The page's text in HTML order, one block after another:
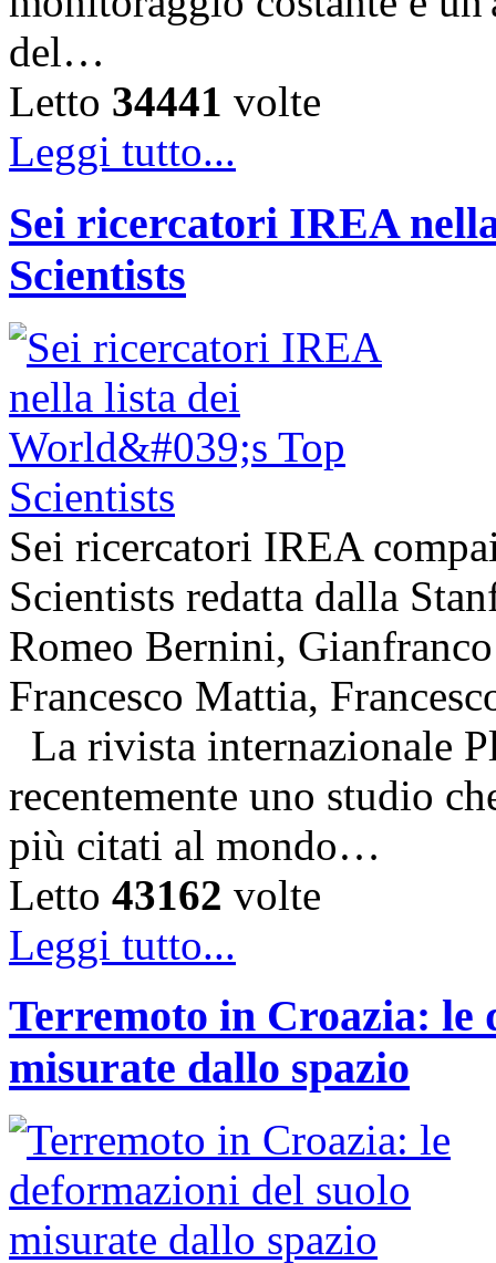
del…
Letto 34441 volte
Leggi tutto...
Sei ricercatori IREA
Scientists
Sei ricercatori IREA
Scientists redatta dalla
Romeo Bernini,
Francesco Mattia,
La rivista internazionale
recentemente uno studio
più citati al mondo…
Letto 43162 volte
Leggi tutto...
Terremoto in Croazia: le
misurate dallo spazio